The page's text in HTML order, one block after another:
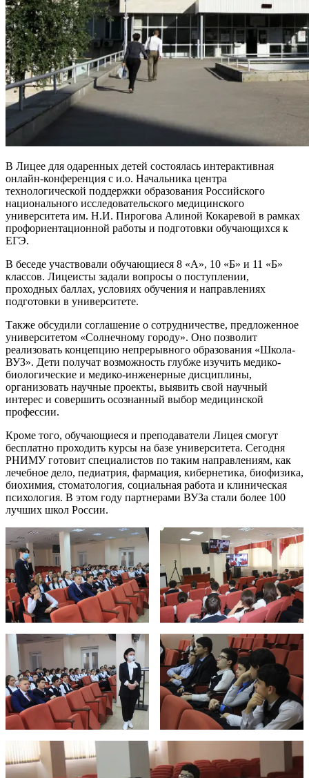
В Лицее для одаренных детей состоялась интерактивная
онлайн-конференция с и.о. Начальника центра
технологической поддержки образования Российского
национального исследовательского медицинского
университета им. Н.И. Пирогова Алиной Кокаревой в рамках
профориентационной работы и подготовки обучающихся к
ЕГЭ.
В беседе участвовали обучающиеся 8 «А», 10 «Б» и 11 «Б»
классов. Лицеисты задали вопросы о поступлении,
проходных баллах, условиях обучения и направлениях
подготовки в университете.
Также обсудили соглашение о сотрудничестве, предложенное
университетом «Солнечному городу». Оно позволит
реализовать концепцию непрерывного образования «Школа-
ВУЗ». Дети получат возможность глубже изучить медико-
биологические и медико-инженерные дисциплины,
организовать научные проекты, выявить свой научный
интерес и совершить осознанный выбор медицинской
профессии.
Кроме того, обучающиеся и преподаватели Лицея смогут
бесплатно проходить курсы на базе университета. Сегодня
РНИМУ готовит специалистов по таким направлениям, как
лечебное дело, педиатрия, фармация, кибернетика, биофизика,
биохимия, стоматология, социальная работа и клиническая
психология. В этом году партнерами ВУЗа стали более 100
лучших школ России.